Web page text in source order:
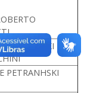
ILIVINSKI
PETRANHSKI